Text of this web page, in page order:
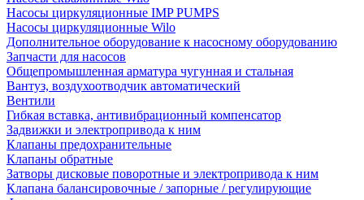
Насосы циркуляционные IMP PUMPS
Насосы циркуляционные Wilo
Дополнительное оборудование к насосному оборудованию
Запчасти для насосов
Общепромышленная арматура чугунная и стальная
Вантуз, воздухоотводчик автоматический
Вентили
Гибкая вставка, антивибрационный компенсатор
Задвижки и электропривода к ним
Клапаны предохранительные
Клапаны обратные
Затворы дисковые поворотные и электропривода к ним
Клапана балансировочные / запорные / регулирующие